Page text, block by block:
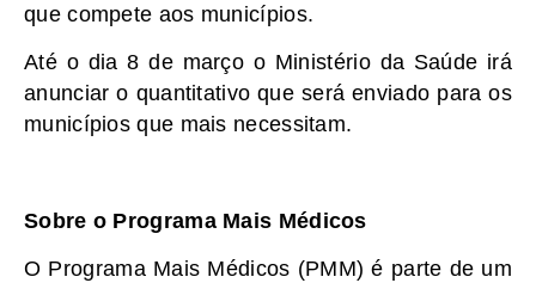
que compete aos municípios.
Até o dia 8 de março o Ministério da Saúde irá
anunciar o quantitativo que será enviado para os
municípios que mais necessitam.
Sobre o Programa Mais Médicos
O Programa Mais Médicos (PMM) é parte de um